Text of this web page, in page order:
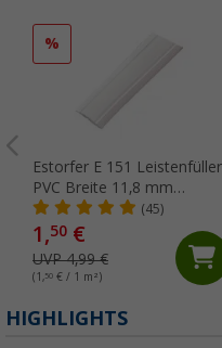
%
Estorfer E 151 Leistenfüller
PVC Breite 11,8 mm
Meterware weiß(45)
1,50 €
UVP 4,99 €
(1,50 € / 1 m²)
HIGHLIGHTS